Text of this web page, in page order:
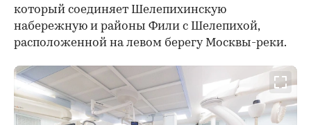
который соединяет Шелепихинскую
набережную и районы Фили с Шелепихой,
расположенной на левом берегу Москвы-реки.